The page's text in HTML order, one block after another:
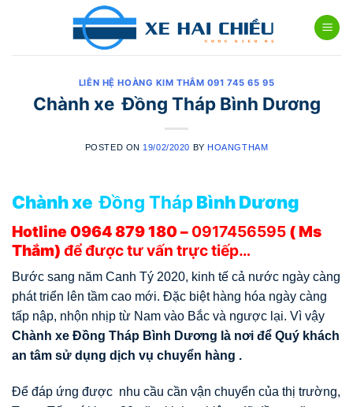
LIÊN HỆ HOÀNG KIM THẮM 091 745 65 95
Chành xe Đồng Tháp Bình Dương
POSTED ON 19/02/2020 BY HOANGTHAM
Chành xeĐồng ThápBình Dương
Hotline 0964 879 180 – 0917456595 ( Ms
Thắm) để được tư vấn trực tiếp…
Bước sang năm Canh Tý 2020, kinh tế cả nước ngày càng
phát triển lên tầm cao mới. Đặc biệt hàng hóa ngày càng
tấp nập, nhộn nhịp từ Nam vào Bắc và ngược lại. Vì vậy
Chành xe Đồng Tháp Bình Dương là nơi để Quý khách
an tâm sử dụng dịch vụ chuyển hàng .
Để đáp ứng được nhu cầu cần vận chuyển của thị trường,